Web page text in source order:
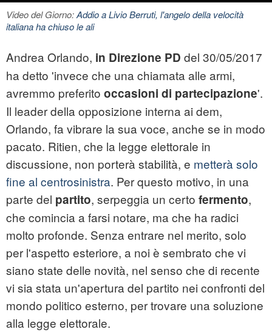
Video del Giorno:Addio a Livio Berruti, l'angelo della velocità
italiana ha chiuso le ali
Andrea Orlando, in Direzione PD del 30/05/2017
ha detto 'invece che una chiamata alle armi,
avremmo preferito occasioni di partecipazione'.
Il leader della opposizione interna ai dem,
Orlando, fa vibrare la sua voce, anche se in modo
pacato. Ritien, che la legge elettorale in
discussione, non porterà stabilità, e metterà solo
fine al centrosinistra. Per questo motivo, in una
parte del partito, serpeggia un certo fermento,
che comincia a farsi notare, ma che ha radici
molto profonde. Senza entrare nel merito, solo
per l'aspetto esteriore, a noi è sembrato che vi
siano state delle novità, nel senso che di recente
vi sia stata un'apertura del partito nei confronti del
mondo politico esterno, per trovare una soluzione
alla legge elettorale.